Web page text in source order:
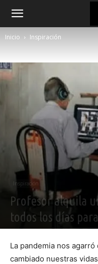
Inicio Inspiración
Inspiración
Profesor alquila
todos los días
La pandemia nos
cambiado nuestras